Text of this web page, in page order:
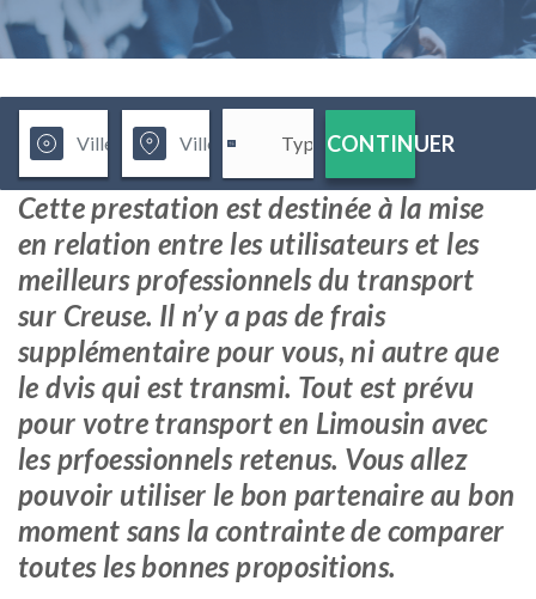
CONTINUER
Cette prestation est destinée à la mise
en relation entre les utilisateurs et les
meilleurs professionnels du transport
sur Creuse. Il n’y a pas de frais
supplémentaire pour vous, ni autre que
le dvis qui est transmi. Tout est prévu
pour votre transport en Limousin avec
les prfoessionnels retenus. Vous allez
pouvoir utiliser le bon partenaire au bon
moment sans la contrainte de comparer
toutes les bonnes propositions.